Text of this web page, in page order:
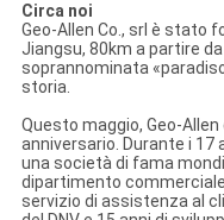
Circa noi
Geo-Allen Co., srl è stato
Jiangsu, 80km a partire
soprannominata
storia.
Questo maggio, Geo-
anniversario. Durante i 17
una società di fama
dipartimento
servizio di assistenza al